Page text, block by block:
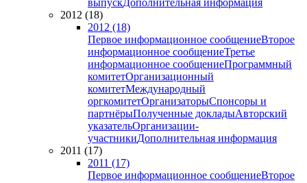
выпускДополнительная информация
2012 (18)
2012 (18)
Первое информационное сообщениеВторое
информационное сообщениеТретье
информационное сообщениеПрограммный
комитетОрганизационный
комитетМеждународный
оргкомитетОрганизаторыСпонсоры и
партнёрыПолученные докладыАвторский
указательОрганизации-
участникиДополнительная информация
2011 (17)
2011 (17)
Первое информационное сообщениеВторое